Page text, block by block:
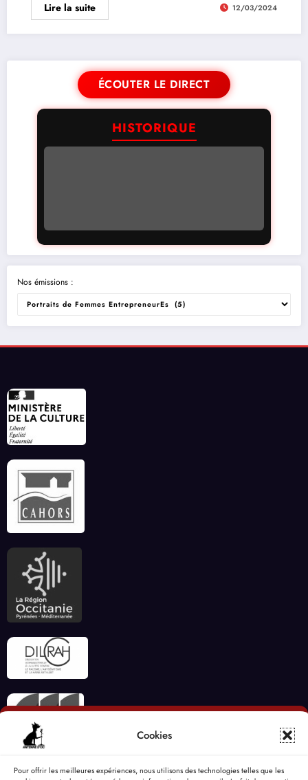
Cookies
Pour offrir les meilleures expériences, nous utilisons des technologies telles que les
Lire la suite 12/03/2024
ÉCOUTER LE DIRECT
HISTORIQUE
Nos émissions :